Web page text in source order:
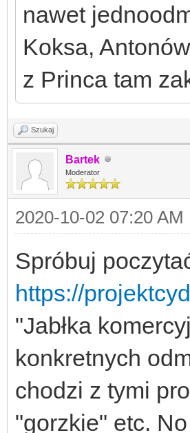
nawet
Koksa,
z Princa tam
Szukaj
Bartek
Moderator
2020-10-02 07:20 AM
Spróbuj
https://
"Jabłka
konkretnych
chodzi z tymi
"gorzkie" etc.